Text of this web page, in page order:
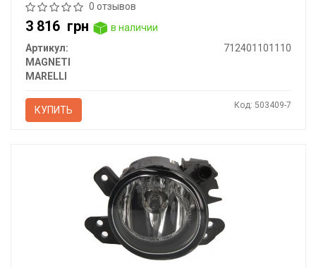
0 отзывов
3 816 грн
в наличии
Артикул:
712401101110
MAGNETI
MARELLI
КУПИТЬ Код: 503409-7